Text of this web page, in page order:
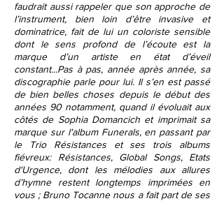
faudrait aussi rappeler que son approche de
l’instrument, bien loin d’être invasive et
dominatrice, fait de lui un coloriste sensible
dont le sens profond de l’écoute est la
marque d’un artiste en état d’éveil
constant...Pas à pas, année après année, sa
discographie parle pour lui. Il s’en est passé
de bien belles choses depuis le début des
années 90 notamment, quand il évoluait aux
côtés de Sophia Domancich et imprimait sa
marque sur l'album Funerals, en passant par
le Trio Résistances et ses trois albums
fiévreux: Résistances, Global Songs, Etats
d'Urgence, dont les mélodies aux allures
d’hymne restent longtemps imprimées en
vous ; Bruno Tocanne nous a fait part de ses